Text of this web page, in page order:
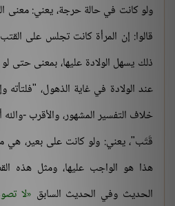
ولو كانت في حالة حرجة، يعني: معنى
قالوا: إن المرأة كانت تجلس على
ذلك يسهل الولادة عليها، بمعنى حتى
عند الولادة في غاية الذهول،
خلاف التفسير المشهور، والأقرب -
قَتَب"، يعني: ولو كانت على بعير، هي
هذا هو الواجب عليها، ومثل هذه
الحديث وفي الحديث السابق لا